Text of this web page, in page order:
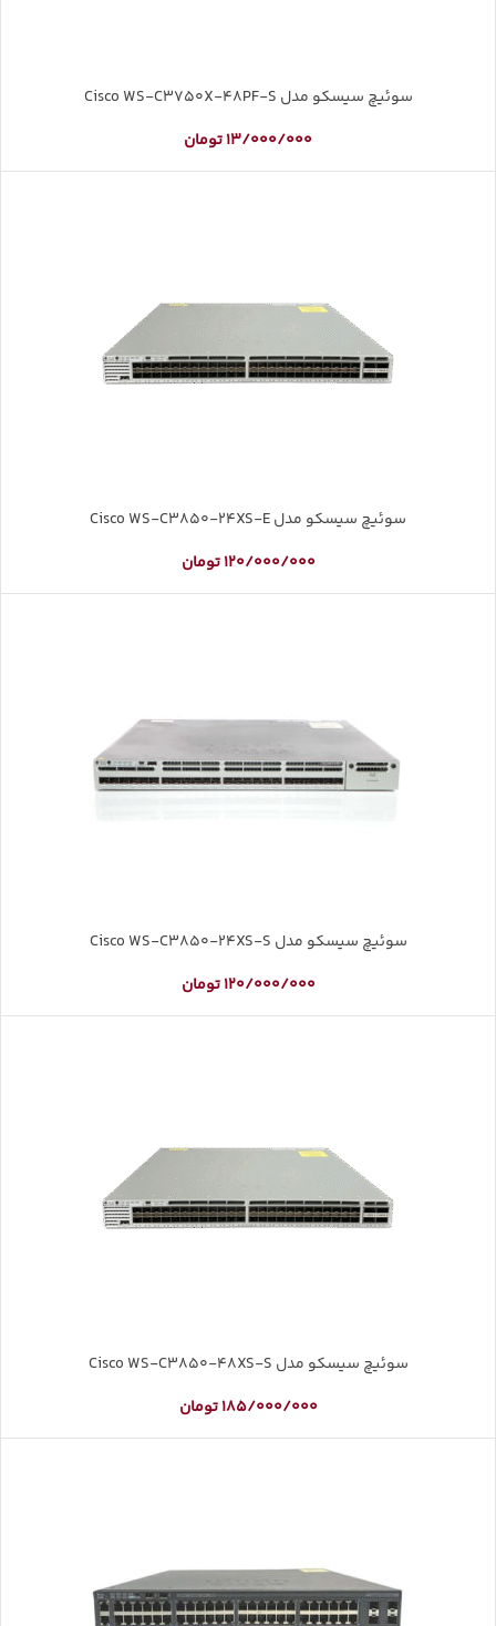
سوئیچ سیسکو مدل Cisco WS-C3750X-48PF-S
13/000/000تومان
سوئیچ سیسکو مدل Cisco WS-C3850-24XS-E
120/000/000 تومان
سوئیچ سیسکو مدل Cisco WS-C3850-24XS-S
120/000/000 تومان
سوئیچ سیسکو مدل Cisco WS-C3850-48XS-S
185/000/000 تومان